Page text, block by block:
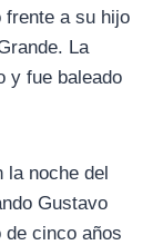
frente a su hijo
La
y fue baleado
la noche del
Gustavo
de cinco años